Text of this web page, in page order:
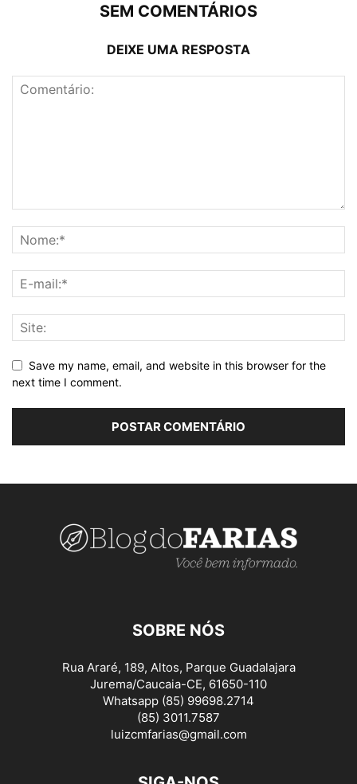
SEM COMENTÁRIOS
DEIXE UMA RESPOSTA
Save my name, email, and website in this browser for the
next time I comment.
SOBRE NÓS
Rua Araré, 189, Altos, Parque Guadalajara
Jurema/Caucaia-CE, 61650-110
Whatsapp (85) 99698.2714
(85) 3011.7587
luizcmfarias@gmail.com